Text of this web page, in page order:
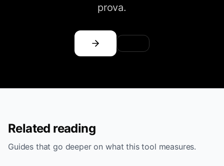
prova.
Related reading
Guides that go deeper on what this tool measures.